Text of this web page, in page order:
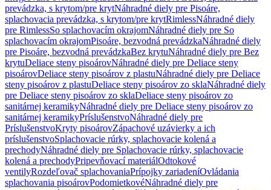
prevádzka, s krytom/pre krytNáhradné diely pre Pisoáre,
splachovacia prevádzka, s krytom/pre krytRimlessNáhradné diely
pre RimlessSo splachovacím okrajomNáhradné diely pre So
splachovacím okrajomPisoáre, bezvodná prevádzkaNáhradné diely
pre Pisoáre, bezvodná prevádzkaBez krytuNáhradné diely pre Bez
krytuDeliace steny pisoárovNáhradné diely pre Deliace steny
pisoárovDeliace steny pisoárov z plastuNáhradné diely pre Deliace
steny pisoárov z plastuDeliace steny pisoárov zo sklaNáhradné diely
pre Deliace steny pisoárov zo sklaDeliace steny pisoárov zo
sanitárnej keramikyNáhradné diely pre Deliace steny pisoárov zo
sanitárnej keramikyPríslušenstvoNáhradné diely pre
PríslušenstvoKryty pisoárovZápachové uzávierky a ich
príslušenstvoSplachovacie rúrky, splachovacie kolená a
prechodyNáhradné diely pre Splachovacie rúrky, splachovacie
kolená a prechodyPripevňovací materiálOdtokové
ventilyRozdeľovač splachovaniaPrípojky zariadeníOvládania
splachovania pisoárovPodomietkovéNáhradné diely pre